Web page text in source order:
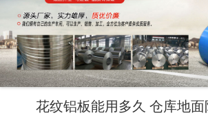
花纹铝板能用多久 仓库地